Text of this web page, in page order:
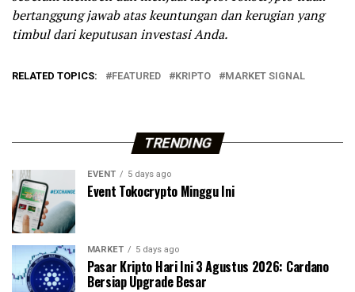
bertanggung jawab atas keuntungan dan kerugian yang
timbul dari keputusan investasi Anda.
RELATED TOPICS: FEATURED KRIPTO MARKET SIGNAL
TRENDING
EVENT 5 days ago
Event Tokocrypto Minggu Ini
MARKET 5 days ago
Pasar Kripto Hari Ini 3 Agustus 2026: Cardano
Bersiap Upgrade Besar